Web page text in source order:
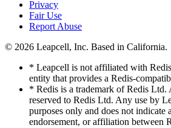
Privacy
Fair Use
Report Abuse
© 2026 Leapcell, Inc. Based in California.
* Leapcell is not affiliated with
entity that provides a Redis-
* Redis is a trademark of Redis Ltd.
reserved to Redis Ltd. Any use by
purposes only and does not indicate
endorsement, or affiliation between